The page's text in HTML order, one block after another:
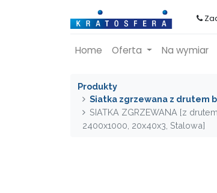
Home Oferta Na wymiar
Produkty
Siatka zgrzewana z drutem
SIATKA ZGRZEWANA [z
2400x1000, 20x40x3, Stalowa]